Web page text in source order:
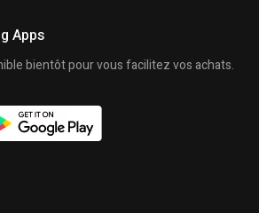
Apps
bientôt pour vous facilitez vos achats.